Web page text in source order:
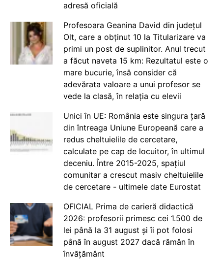
adresă oficială
Profesoara Geanina David din județul
Olt, care a obținut 10 la Titularizare va
primi un post de suplinitor. Anul trecut
a făcut naveta 15 km: Rezultatul este o
mare bucurie, însă consider că
adevărata valoare a unui profesor se
vede la clasă, în relația cu elevii
Unici în UE: România este singura țară
din întreaga Uniune Europeană care a
redus cheltuielile de cercetare,
calculate pe cap de locuitor, în ultimul
deceniu. Între 2015-2025, spațiul
comunitar a crescut masiv cheltuielile
de cercetare - ultimele date Eurostat
OFICIAL Prima de carieră didactică
2026: profesorii primesc cei 1.500 de
lei până la 31 august și îi pot folosi
până în august 2027 dacă rămân în
învățământ